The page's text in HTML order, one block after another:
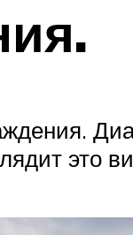
это